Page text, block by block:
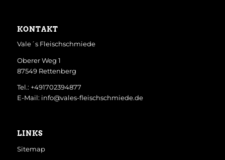
KONTAKT
Vale´s Fleischschmiede
Oberer Weg 1
87549 Rettenberg
Tel.: +491702394877
E-Mail: info@vales-fleischschmiede.de
LINKS
Sitemap